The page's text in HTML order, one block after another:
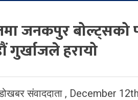
जनकपुर बोल्ट्सको
गुर्खाजले हरायो
संवाददाता , December